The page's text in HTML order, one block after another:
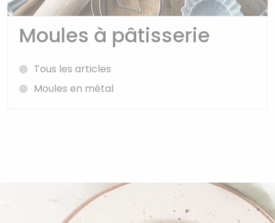
Moules à pâtisserie
Tous les articles
Moules en métal